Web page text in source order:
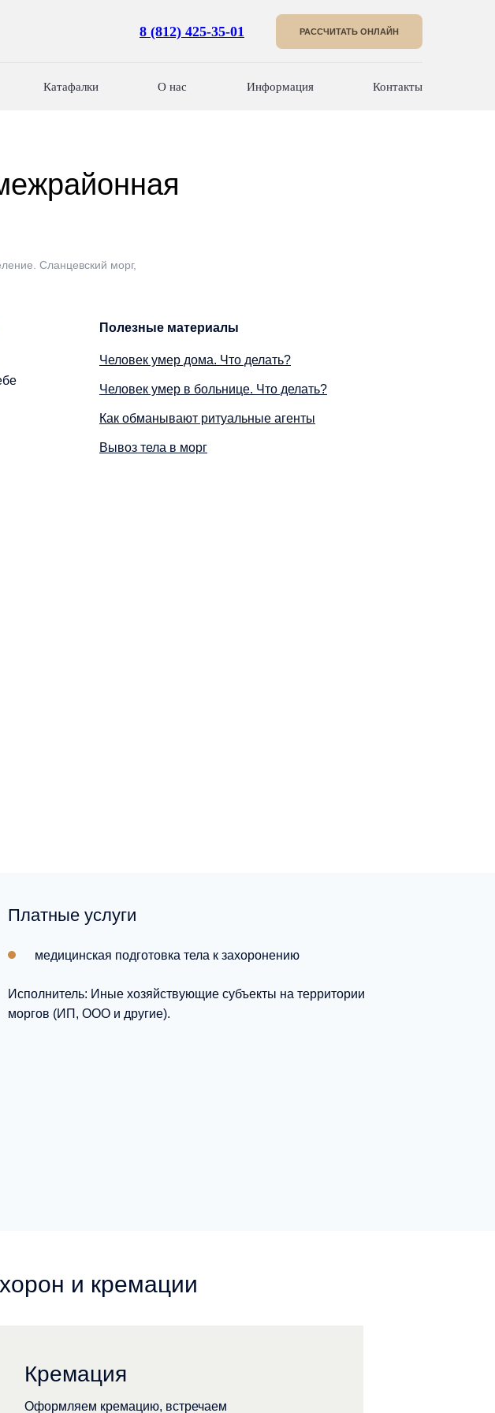
8 (812) 425-35-01 РАССЧИТАТЬ ОНЛАЙН
Катафалки О нас Информация Контакты
Сланцевский морг,
Человек умер дома. Что делать?
Человек умер в больнице. Что делать?
Как обманывают ритуальные агенты
Вывоз тела в морг
Полезные материалы
медицинская подготовка тела к захоронению
Платные услуги
Исполнитель: Иные хозяйствующие субъекты на территории
моргов (ИП, ООО и другие).
и кремации
Кремация
Оформляем кремацию, встречаем